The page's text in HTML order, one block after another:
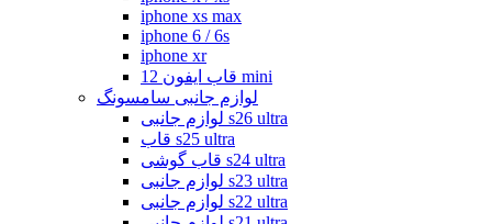
iphone xs max
iphone 6 / 6s
iphone xr
قاب ایفون 12 mini
لوازم جانبی سامسونگ
لوازم جانبی s26 ultra
قاب s25 ultra
قاب گوشی s24 ultra
لوازم جانبی s23 ultra
لوازم جانبی s22 ultra